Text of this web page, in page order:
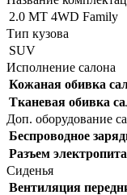
2.0 MT 4WD Family
Тип кузова
SUV
Исполнение салона
Кожаная обивка
Тканевая обивка
Доп. оборудование
Беспроводное
Разъем
Сиденья
Вентиляция